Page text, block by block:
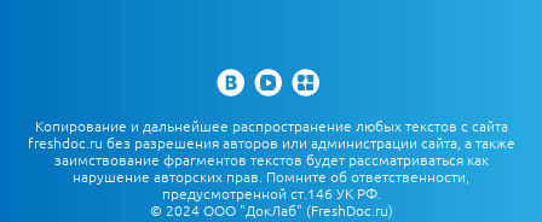
Копирование и дальнейшее распространение любых текстов с сайта
freshdoc.ru без разрешения авторов или администрации сайта, а также
заимствование фрагментов текстов будет рассматриваться как
нарушение авторских прав. Помните об ответственности,
предусмотренной ст.146 УК РФ.
© 2024 ООО "ДокЛаб" (FreshDoc.ru)